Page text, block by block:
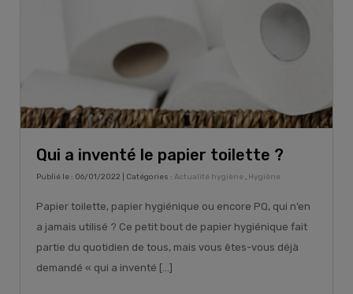
Qui a inventé le papier toilette ?
Publié le : 06/01/2022 | Catégories : Actualité hygiène , Hygiène
Papier toilette, papier hygiénique ou encore PQ, qui n’en
a jamais utilisé ? Ce petit bout de papier hygiénique fait
partie du quotidien de tous, mais vous êtes-vous déjà
demandé « qui a inventé [...]